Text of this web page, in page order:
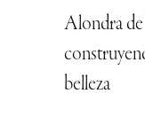
Alondra de
belleza